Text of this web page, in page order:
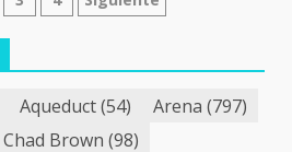
Aqueduct(54) Arena (797)
Chad Brown (98)